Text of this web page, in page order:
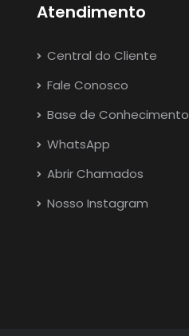
Atendimento
Central do Cliente
Fale Conosco
Base de Conhecimento
WhatsApp
Abrir Chamados
Nosso Instagram